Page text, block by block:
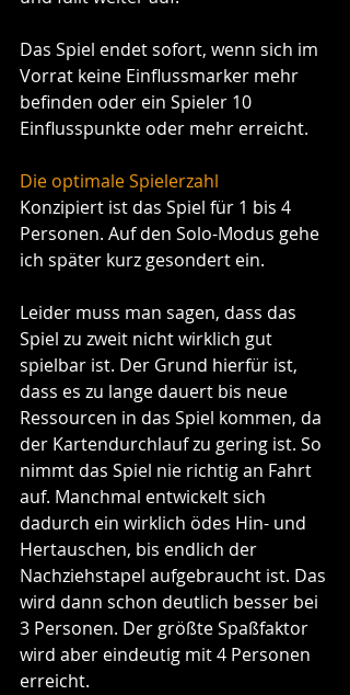
Das Spiel endet sofort, wenn sich im
Vorrat keine Einflussmarker mehr
befinden oder ein Spieler 10
Einflusspunkte oder mehr erreicht.
Die optimale Spielerzahl
Konzipiert ist das Spiel für 1 bis 4
Personen. Auf den Solo-Modus gehe
ich später kurz gesondert ein.
Leider muss man sagen, dass das
Spiel zu zweit nicht wirklich gut
spielbar ist. Der Grund hierfür ist,
dass es zu lange dauert bis neue
Ressourcen in das Spiel kommen, da
der Kartendurchlauf zu gering ist. So
nimmt das Spiel nie richtig an Fahrt
auf. Manchmal entwickelt sich
dadurch ein wirklich ödes Hin- und
Hertauschen, bis endlich der
Nachziehstapel aufgebraucht ist. Das
wird dann schon deutlich besser bei
3 Personen. Der größte Spaßfaktor
wird aber eindeutig mit 4 Personen
erreicht.